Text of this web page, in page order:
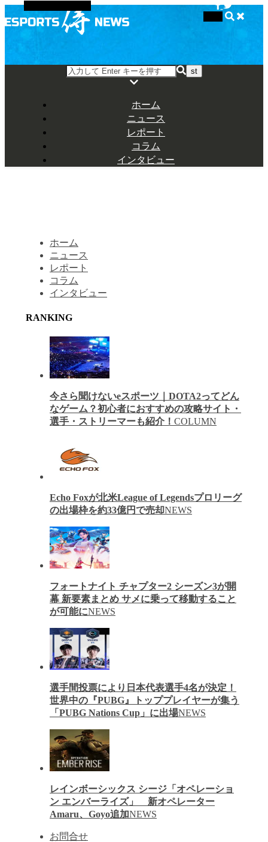
ホーム
ニュース
レポート
コラム
インタビュー
ホーム
ニュース
レポート
コラム
インタビュー
RANKING
今さら聞けないeスポーツ｜DOTA2ってどん
なゲーム？初心者におすすめの攻略サイト・
選手・ストリーマーも紹介！ COLUMN
Echo Foxが北米League of Legendsプロリーグ
の出場枠を約33億円で売却NEWS
フォートナイト チャプター2 シーズン3が開
幕 新要素まとめ サメに乗って移動すること
が可能にNEWS
選手間投票により日本代表選手4名が決定！
世界中の『PUBG』トッププレイヤーが集う
「PUBG Nations Cup」に出場NEWS
レインボーシックス シージ「オペレーショ
ン エンバーライズ」 新オペレーター
Amaru、Goyo追加NEWS
お問合せ